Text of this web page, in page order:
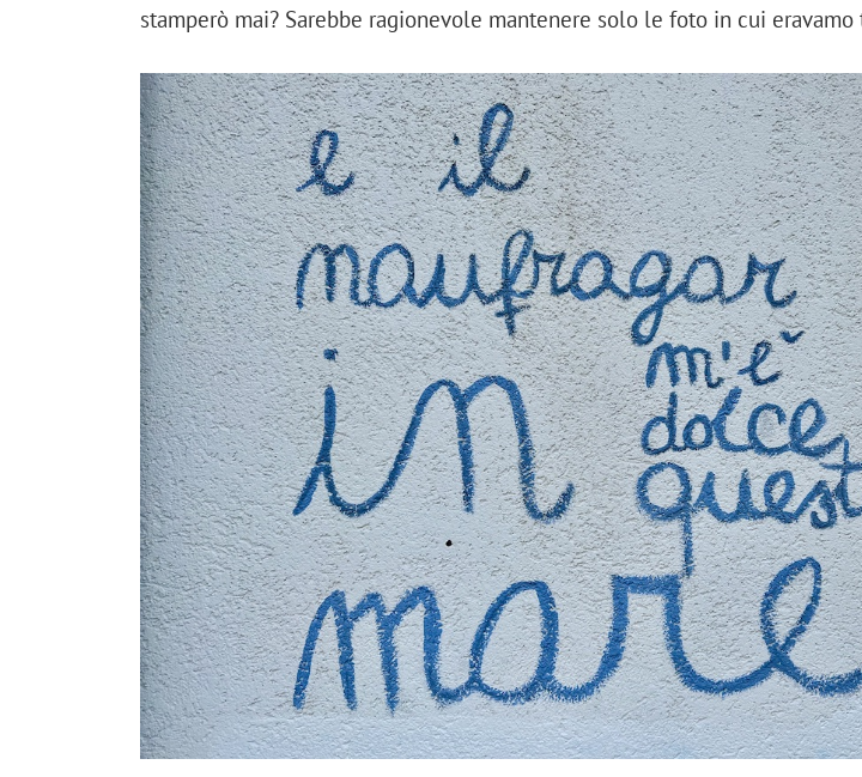
stamperò mai? Sarebbe ragionevole mantenere solo le foto in cui